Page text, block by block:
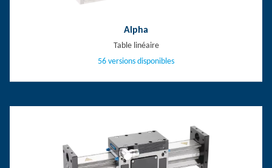
Alpha
Table linéaire
56 versions disponibles